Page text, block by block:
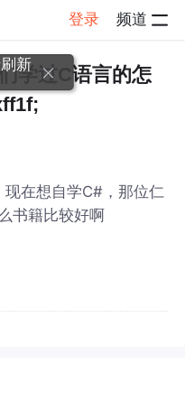
登录 频道
学过C语言的怎
在想自学C#，那位仁
书籍比较好啊
新